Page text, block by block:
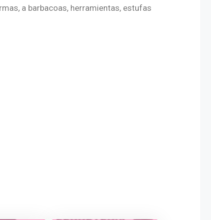
a barbacoas, herramientas, estufas